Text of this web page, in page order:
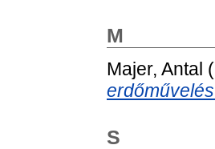
M
Majer, Antal
S